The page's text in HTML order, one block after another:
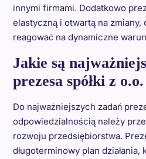
innymi firmami. Dodatkowo
elastyczną i otwartą na
reagować na dynamiczne
Jakie są
prezesa spółki z o.o.
Do najważniejszych zadań
odpowiedzialnością należy
rozwoju przedsiębiorstwa.
długoterminowy plan